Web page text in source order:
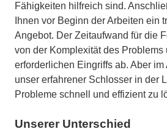
Fähigkeiten hilfreich sind.
Ihnen vor Beginn der Arbeiten ein
Angebot. Der Zeitaufwand für die
von der Komplexität des Problems
erforderlichen Eingriffs ab. Aber
unser erfahrener Schlosser in der
Probleme schnell und effizient zu
Unserer Unterschied